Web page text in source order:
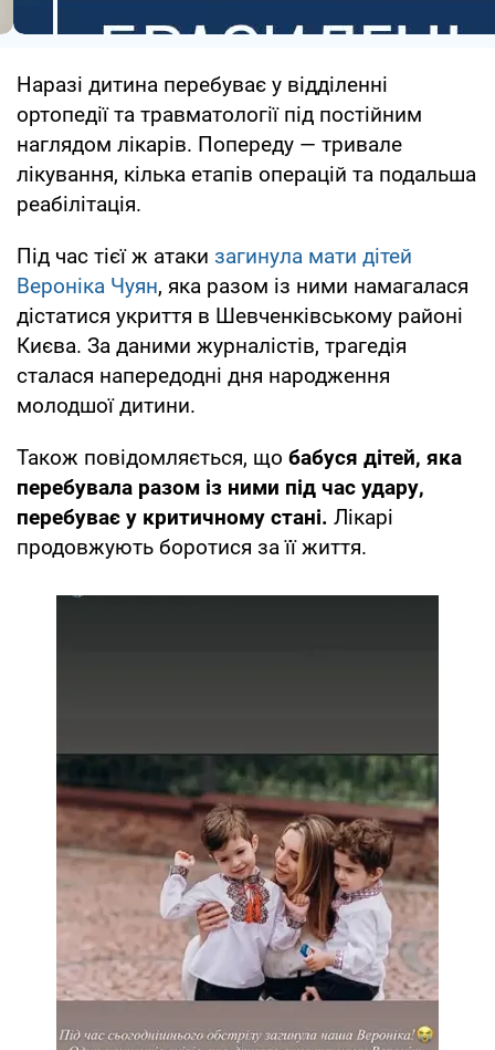
Наразі дитина перебуває у відділенні
ортопедії та травматології під постійним
наглядом лікарів. Попереду — тривале
лікування, кілька етапів операцій та подальша
реабілітація.
Під час тієї ж атаки загинула мати дітей
Вероніка Чуян, яка разом із ними намагалася
дістатися укриття в Шевченківському районі
Києва. За даними журналістів, трагедія
сталася напередодні дня народження
молодшої дитини.
Також повідомляється, що бабуся дітей, яка
перебувала разом із ними під час удару,
перебуває у критичному стані. Лікарі
продовжують боротися за її життя.